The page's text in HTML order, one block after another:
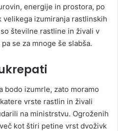
energije in prostora, po
izumiranja rastlinskih
številne rastline in živali v
se za mnoge še slabša.
bodo izumrle, zato moramo
vrste rastlin in živali
na ministrstvu. Ogroženih
kot štiri petine vrst dvoživk